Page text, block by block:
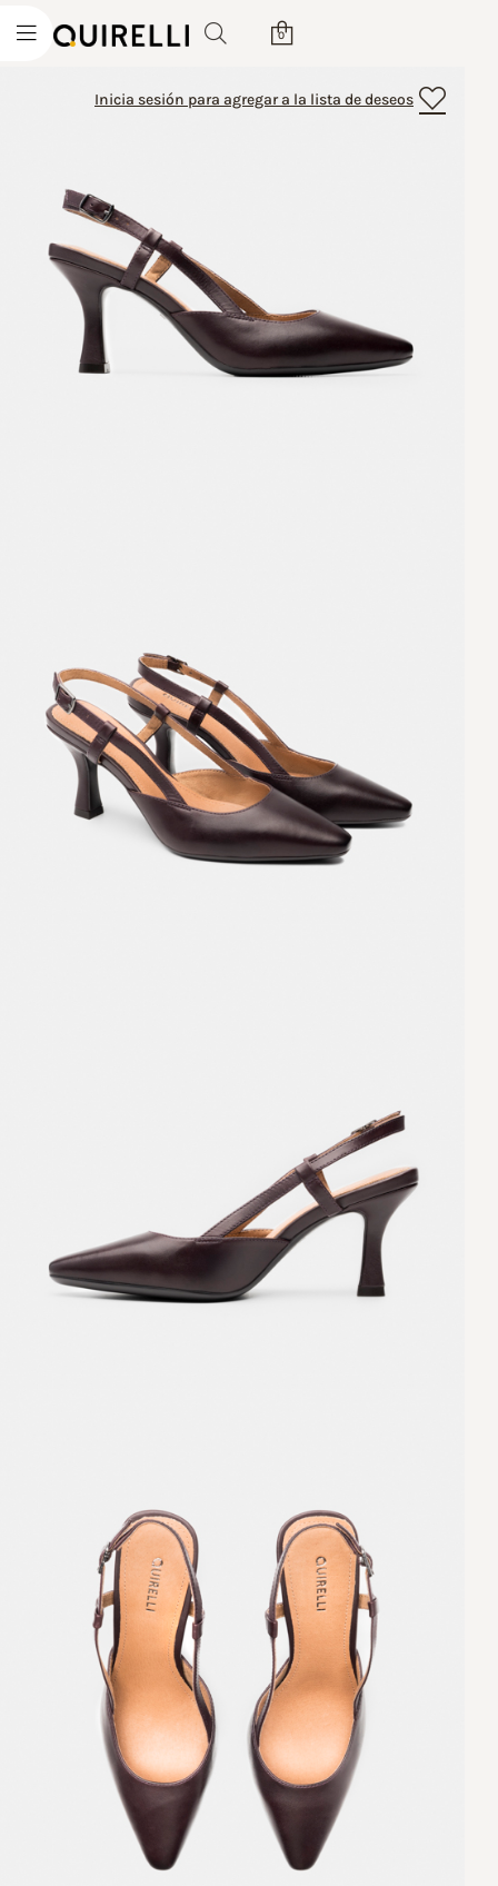
0
Inicia sesión para agregar a la lista de deseos